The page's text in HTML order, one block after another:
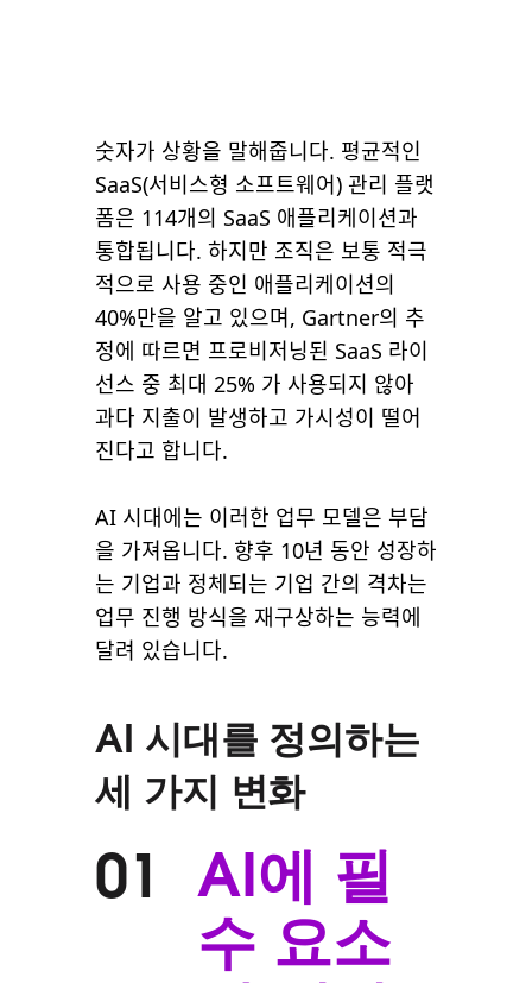
숫자가 상황을 말해줍니다. 평균적인
SaaS(서비스형 소프트웨어) 관리 플랫
폼은 114개의 SaaS 애플리케이션과
통합됩니다. 하지만 조직은 보통 적극
적으로 사용 중인 애플리케이션의
40%만을 알고 있으며, Gartner의 추
정에 따르면 프로비저닝된 SaaS 라이
선스 중 최대 25% 가 사용되지 않아
과다 지출이 발생하고 가시성이 떨어
진다고 합니다.
AI 시대에는 이러한 업무 모델은 부담
을 가져옵니다. 향후 10년 동안 성장하
는 기업과 정체되는 기업 간의 격차는
업무 진행 방식을 재구상하는 능력에
달려 있습니다.
AI 시대를 정의하는
세 가지 변화
01 AI에 필
수 요소